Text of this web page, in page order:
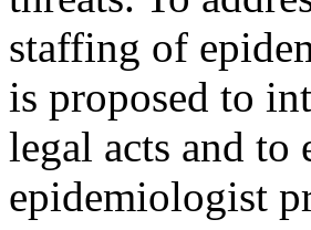
staffing of
is proposed to
legal acts and to
epidemiologist